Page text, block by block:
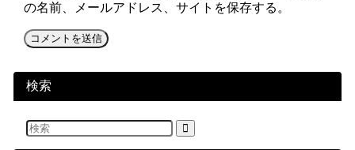
の名前、メールアドレス、サイトを保存する。
検索